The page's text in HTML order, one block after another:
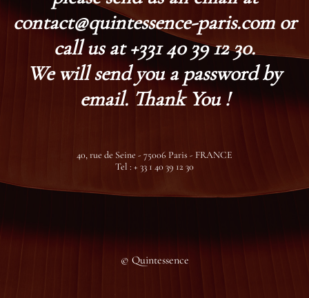
contact@quintessence-paris.com or
call us at +331 40 39 12 30.
We will send you a password by
email. Thank You !
40, rue de Seine - 75006 Paris - FRANCE
Tel : + 33 1 40 39 12 30
© Quintessence